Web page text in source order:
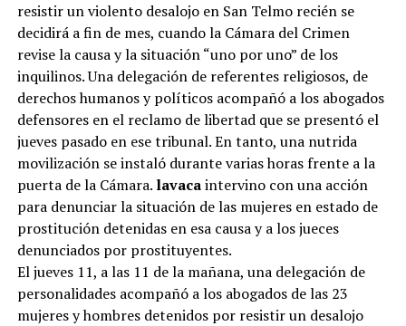
resistir un violento desalojo en San Telmo recién se
decidirá a fin de mes, cuando la Cámara del Crimen
revise la causa y la situación “uno por uno” de los
inquilinos. Una delegación de referentes religiosos, de
derechos humanos y políticos acompañó a los abogados
defensores en el reclamo de libertad que se presentó el
jueves pasado en ese tribunal. En tanto, una nutrida
movilización se instaló durante varias horas frente a la
puerta de la Cámara. lavacaintervino con una acción
para denunciar la situación de las mujeres en estado de
prostitución detenidas en esa causa y a los jueces
denunciados por prostituyentes.
El jueves 11, a las 11 de la mañana, una delegación de
personalidades acompañó a los abogados de las 23
mujeres y hombres detenidos por resistir un desalojo